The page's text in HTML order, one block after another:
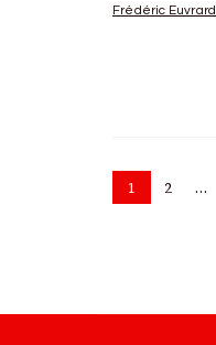
Frédéric Euvrard
Posts
Page
1 Page
2 …